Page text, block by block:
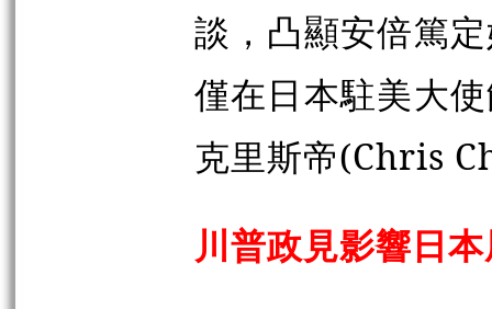
談，凸顯安倍篤
僅在日本駐美大
克里斯帝(Chris
川普政見影響日